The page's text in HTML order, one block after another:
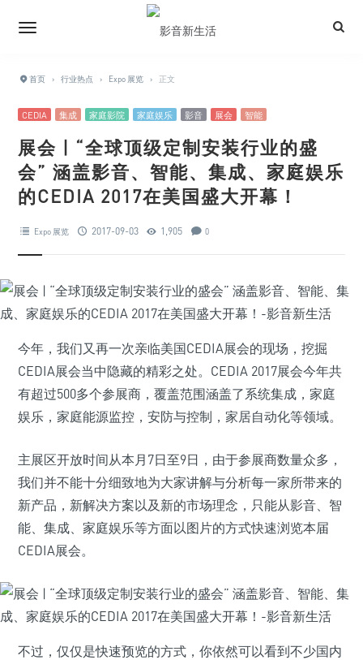
首页 › 行业热点 › Expo 展览 › 正文
CEDIA 集成 家庭影院 家庭娱乐 影音 展会 智能
展会 | “全球顶级定制安装行业的盛
会” 涵盖影音、智能、集成、家庭娱乐
的CEDIA 2017在美国盛大开幕！
Expo 展览 2017-09-03 1,905 0
今年，我们又再一次亲临美国CEDIA展会的现场，挖掘
CEDIA展会当中隐藏的精彩之处。CEDIA 2017展会今年共
有超过500多个参展商，覆盖范围涵盖了系统集成，家庭
娱乐，家庭能源监控，安防与控制，家居自动化等领域。
主展区开放时间从本月7日至9日，由于参展商数量众多，
我们并不能十分细致地为大家讲解与分析每一家所带来的
新产品，新解决方案以及新的市场理念，只能从影音、智
能、集成、家庭娱乐等方面以图片的方式快速浏览本届
CEDIA展会。
不过，仅仅是快速预览的方式，你依然可以看到不少国内